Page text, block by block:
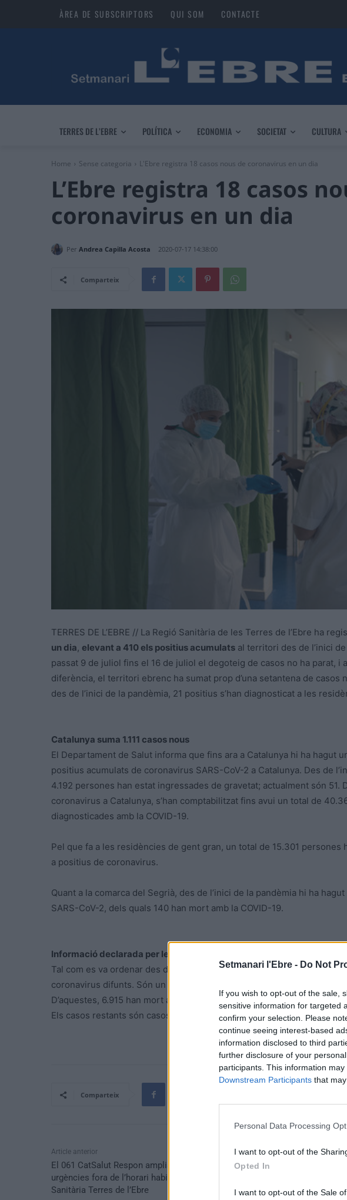
Setmanari l'Ebre - Do Not
If you wish to opt-out of the sale,
sensitive information for targeted
confirm your selection. Please
continue seeing interest-based
information disclosed to third
further disclosure of your
participants. This information
Downstream Participants that
Personal Data Processing
I want to opt-out of the
Opted In
I want to opt-out of the Sale
ÀREA DE SUBSCRIPTORS QUI SOM CONTACTE
TERRES DE L’EBRE POLÍTICA ECONOMIA SOCIETAT CULTURA
Home Sense categoria L'Ebre registra 18 casos nous de coronavirus en un dia
L’Ebre registra 18 casos
coronavirus en un dia
Per Andrea Capilla Acosta 2020-07-17 14:38:00
Comparteix
TERRES DE L’EBRE // La Regió Sanitària de les Terres de l’Ebre ha
un dia, elevant a 410 els positius acumulats al territori des de l’inici
passat 9 de juliol fins el 16 de juliol el degoteig de casos no ha parat, i
diferència, el territori ebrenc ha sumat prop d’una setantena de casos
des de l’inici de la pandèmia, 21 positius s’han diagnosticat a les
Catalunya suma 1.111 casos nous
El Departament de Salut informa que fins ara a Catalunya hi ha hagut
positius acumulats de coronavirus SARS-CoV-2 a Catalunya. Des de
4.192 persones han estat ingressades de gravetat; actualment són 51.
coronavirus a Catalunya, s’han comptabilitzat fins avui un total de
diagnosticades amb la COVID-19.
Pel que fa a les residències de gent gran, un total de 15.301 persones
a positius de coronavirus.
Quant a la comarca del Segrià, des de l’inici de la pandèmia hi ha
SARS-CoV-2, dels quals 140 han mort amb la COVID-19.
Informació declarada per les funeràries
Tal com es va ordenar des del Departament de Salut, les funeràries
coronavirus difunts. Són un total de 12.633 persones fins ara, amb la
D’aquestes, 6.915 han mort a un centre hospitalari o sociosanitari,
Els casos restants són casos no classificables per manca d’informació.
Comparteix
Article anterior
El 061 CatSalut Respon amplia la gestió de les
urgències fora de l’horari habitual dels CAP a la Regió
Sanitària Terres de l’Ebre